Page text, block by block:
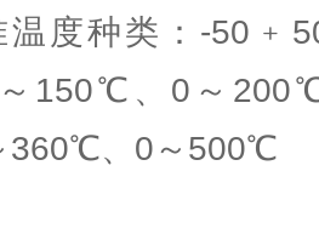
温度种类：-
150℃、0～
360℃、0～500℃